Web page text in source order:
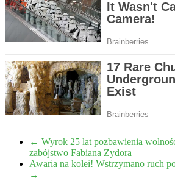
← Wyrok 25 lat pozbawienia
zabójstwo Fabiana Zydora
Awaria na kolei! Wstrzymano ruch
→